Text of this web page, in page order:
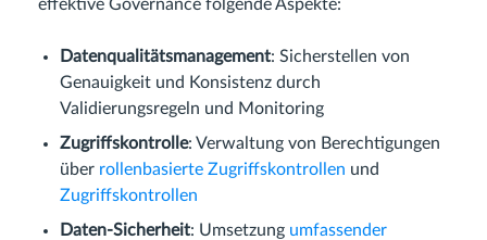
effektive Governance folgende Aspekte:
Datenqualitätsmanagement: Sicherstellen von
Genauigkeit und Konsistenz durch
Validierungsregeln und Monitoring
Zugriffskontrolle: Verwaltung von Berechtigungen
über rollenbasierte Zugriffskontrollen und
Zugriffskontrollen
Daten-Sicherheit: Umsetzung umfassender